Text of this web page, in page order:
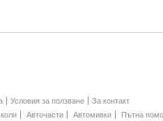
Условия за ползване
За контакт
Авточасти Автомивки Пътна